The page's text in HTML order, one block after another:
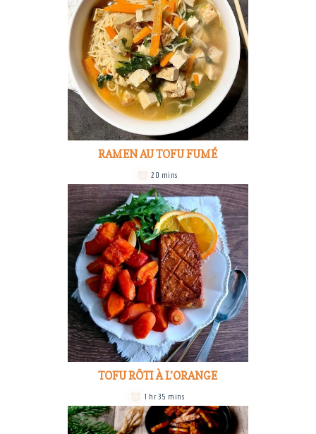
RAMEN AU TOFU FUMÉ
20 mins
TOFU RÔTI À L’ORANGE
1 hr 35 mins